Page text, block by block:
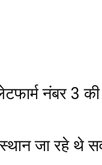
नंबर 3
जा रहे थे